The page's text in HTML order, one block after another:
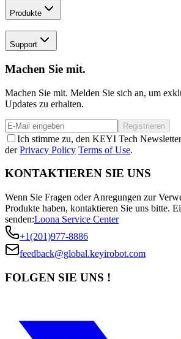
Produkte
Support
Machen Sie mit.
Machen Sie mit. Melden Sie sich an, um
Updates zu erhalten.
Registrieren
Ich stimme zu, den KEYI Tech
derPrivacy Policy Terms of Use.
KONTAKTIEREN SIE UNS
Wenn Sie Fragen oder Anregungen zur
Produkte haben, kontaktieren Sie uns bitte.
senden:Loona Service Center
+1(201)977-8886
feedback@global.keyirobot.com
FOLGEN SIE UNS !